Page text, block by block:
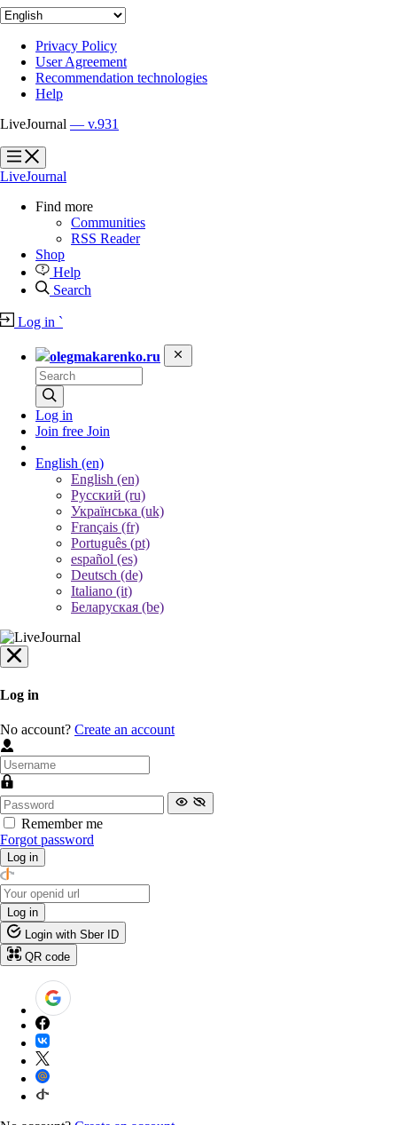
Privacy Policy
User Agreement
Recommendation technologies
Help
LiveJournal — v.931
?
?
LiveJournal
Find more
Communities
RSS Reader
Shop
Help
Search
Log in `
olegmakarenko.ru
Log in
Join free Join
English (en)
English (en)
Русский (ru)
Українська (uk)
Français (fr)
Português (pt)
español (es)
Deutsch (de)
Italiano (it)
Беларуская (be)
Log in
No account? Create an account
Remember me
Forgot password
Log in
Log in
Login with Sber ID
QR code